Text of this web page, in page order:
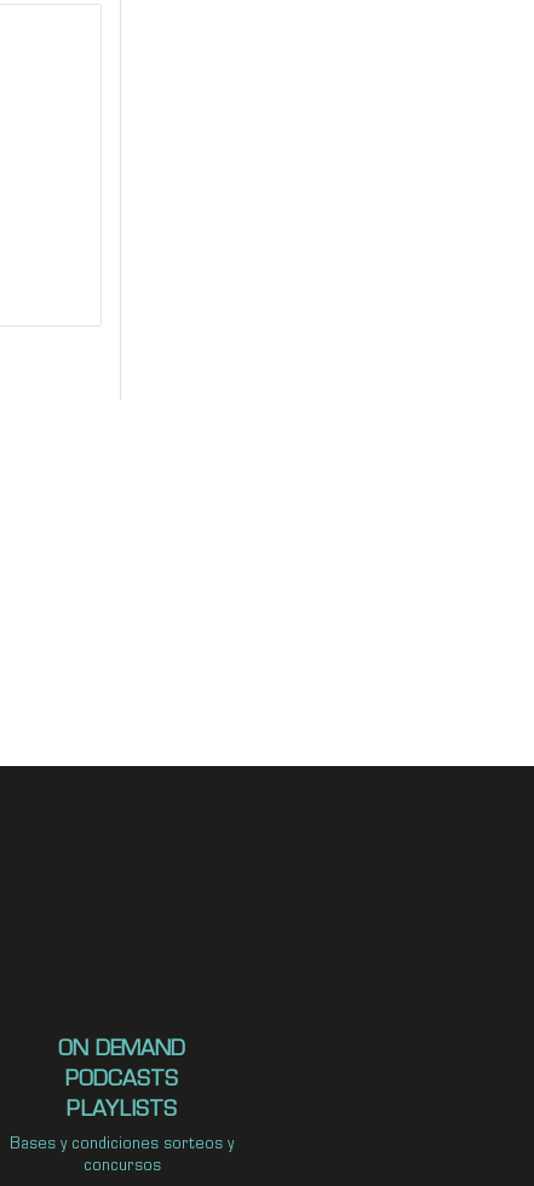
ON DEMAND
PODCASTS
PLAYLISTS
Bases y condiciones sorteos y
concursos